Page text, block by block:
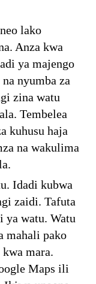
lako
Anza kwa
ya majengo
nyumba za
zina watu
Tembelea
kuhusu haja
na wakulima
Idadi kubwa
zaidi. Tafuta
ya watu. Watu
mahali pako
mara.
Maps ili